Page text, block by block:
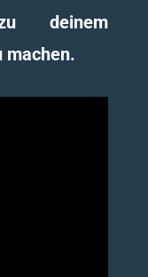
deinem
machen.